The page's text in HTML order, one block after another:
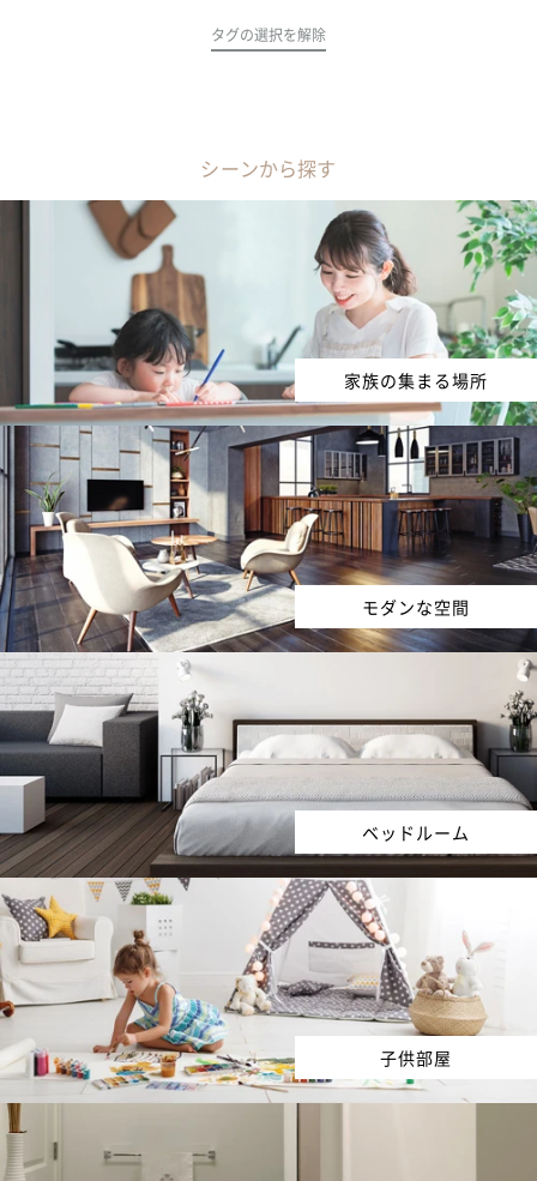
タグの選択を解除
シーンから探す
家族の集まる場所
モダンな空間
ベッドルーム
子供部屋